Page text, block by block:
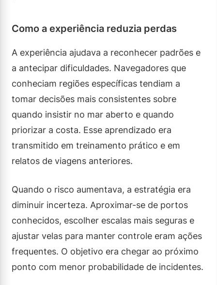
Como a experiência reduzia perdas
A experiência ajudava a reconhecer padrões e
a antecipar dificuldades. Navegadores que
conheciam regiões específicas tendiam a
tomar decisões mais consistentes sobre
quando insistir no mar aberto e quando
priorizar a costa. Esse aprendizado era
transmitido em treinamento prático e em
relatos de viagens anteriores.
Quando o risco aumentava, a estratégia era
diminuir incerteza. Aproximar-se de portos
conhecidos, escolher escalas mais seguras e
ajustar velas para manter controle eram ações
frequentes. O objetivo era chegar ao próximo
ponto com menor probabilidade de incidentes.